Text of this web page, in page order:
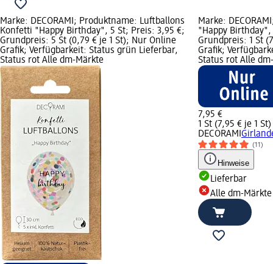
Marke: DECORAMI; Produktname: Luftballons
Konfetti "Happy Birthday", 5 St; Preis: 3,95 €;
Grundpreis: 5 St (0,79 € je 1 St); Nur Online
Grafik; Verfügbarkeit: Status grün Lieferbar,
Status rot Alle dm-Märkte
Marke:
"Happy Birthday",
Grundpreis: 1 St
Grafik;
Status rot Alle
7,95 €
1 St (7,95 € je 1 St)
DECORAMI
(11)
Hinweise
Lieferbar
Alle dm-Märkte